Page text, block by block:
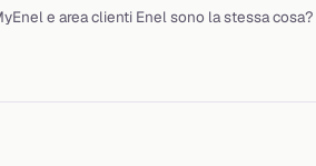
e area clienti Enel sono la stessa cosa?